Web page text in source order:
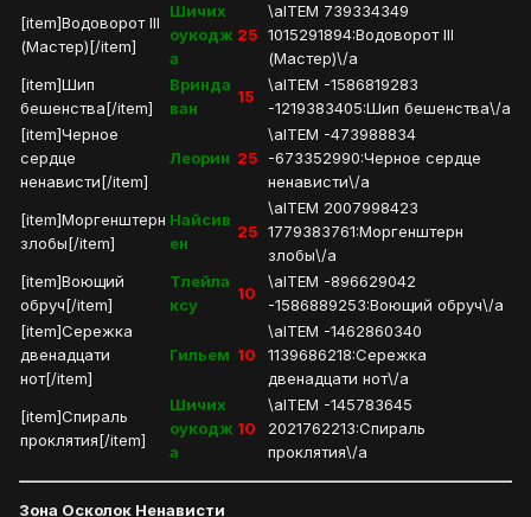
[item]Водоворот III
(Мастер)[/item]
Шичих
оукодж
а
25
\aITEM 739334349
1015291894:Водоворот III
(Мастер)\/a
[item]Шип
бешенства[/item]
Вринда
ван
15
\aITEM -1586819283
-1219383405:Шип бешенства\/a
[item]Черное
сердце
ненависти[/item]
Леорин 25
\aITEM -473988834
-673352990:Черное сердце
ненависти\/a
[item]Моргенштерн
злобы[/item]
Найсив
ен
25
\aITEM 2007998423
1779383761:Моргенштерн
злобы\/a
[item]Воющий
обруч[/item]
Тлейла
ксу
10
\aITEM -896629042
-1586889253:Воющий обруч\/a
[item]Сережка
двенадцати
нот[/item]
Гильем 10
\aITEM -1462860340
1139686218:Сережка
двенадцати нот\/a
[item]Спираль
проклятия[/item]
Шичих
оукодж
а
10
\aITEM -145783645
2021762213:Спираль
проклятия\/a
Зона Осколок Ненависти